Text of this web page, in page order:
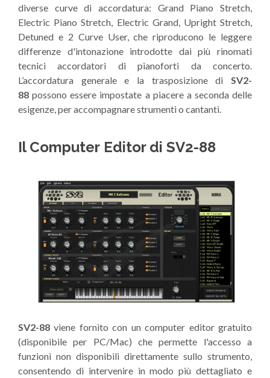
diverse curve di accordatura: Grand Piano Stretch,
Electric Piano Stretch, Electric Grand, Upright Stretch,
Detuned e 2 Curve User, che riproducono le leggere
differenze d'intonazione introdotte dai più rinomati
tecnici accordatori di pianoforti da concerto.
L’accordatura generale e la trasposizione di SV2-
88possono essere impostate a piacere a seconda delle
esigenze, per accompagnare strumenti o cantanti.
Il Computer Editor di SV2-88
SV2-88 viene fornito con un computer editor gratuito
(disponibile per PC/Mac) che permette l'accesso a
funzioni non disponibili direttamente sullo strumento,
consentendo di intervenire in modo più dettagliato e